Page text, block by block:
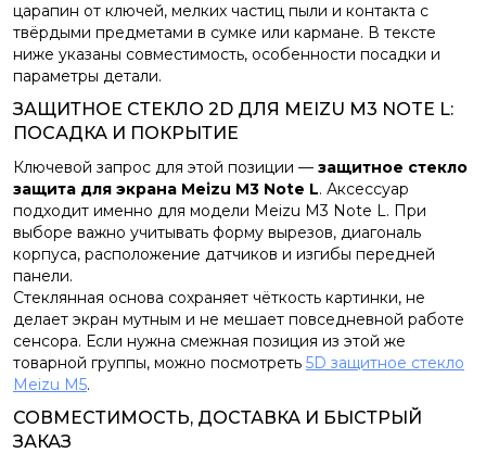
царапин от ключей, мелких частиц пыли и контакта с
твёрдыми предметами в сумке или кармане. В тексте
ниже указаны совместимость, особенности посадки и
параметры детали.
ЗАЩИТНОЕ СТЕКЛО 2D ДЛЯ MEIZU M3 NOTE L:
ПОСАДКА И ПОКРЫТИЕ
Ключевой запрос для этой позиции — защитное стекло
защита для экрана Meizu M3 Note L. Аксессуар
подходит именно для модели Meizu M3 Note L. При
выборе важно учитывать форму вырезов, диагональ
корпуса, расположение датчиков и изгибы передней
панели.
Стеклянная основа сохраняет чёткость картинки, не
делает экран мутным и не мешает повседневной работе
сенсора. Если нужна смежная позиция из этой же
товарной группы, можно посмотреть 5D защитное стекло
Meizu M5.
СОВМЕСТИМОСТЬ, ДОСТАВКА И БЫСТРЫЙ
ЗАКАЗ